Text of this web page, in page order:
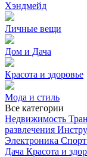
Хэндмейд
Личные вещи
Дом и Дача
Красота и здоровье
Мода и стиль
Все категории
Недвижимость
развлечения
Электроника
Дача Красота и